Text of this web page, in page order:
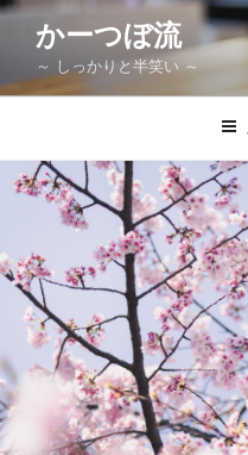
コ
ン
ス
プ
かーつぼ流
～ しっかりと半笑い ～